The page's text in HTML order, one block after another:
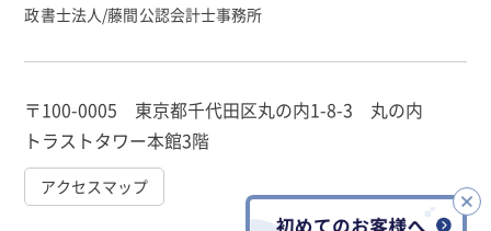
政書士法人/藤間公認会計士事務所
〒100-0005 東京都千代田区丸の内1-8-3 丸の内
トラストタワー本館3階
アクセスマップ